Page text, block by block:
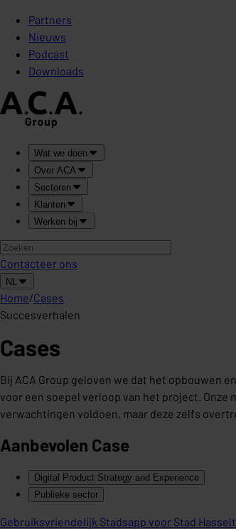
Partners
Nieuws
Podcast
Downloads
Wat we doen
Over ACA
Sectoren
Klanten
Werken bij
Contacteer ons
NL
Home/Cases
Succesverhalen
Cases
Bij ACA Group geloven we dat het opbouwen
voor een soepel verloop van het project.
verwachtingen voldoen, maar deze zelfs
Aanbevolen Case
Digital Product Strategy and Experience
Publieke sector
Gebruiksvriendelijk Stadsapp voor Stad Hasselt